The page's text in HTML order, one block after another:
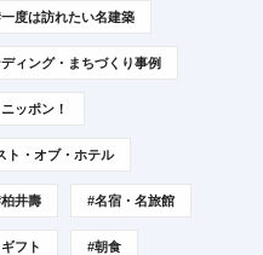
度は訪れたい名建築
ィング・まちづくり事例
ッポン！
ト・オブ・ホテル
井壽 #名宿・名旅館
フト #朝食